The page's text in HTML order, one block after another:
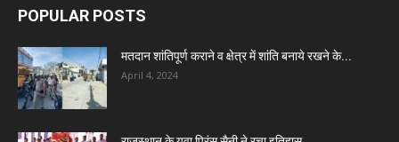
POPULAR POSTS
मतदान शांतिपूर्ण कराने व क्षेत्र में शांति बनाये रखने के...
April 4, 2024